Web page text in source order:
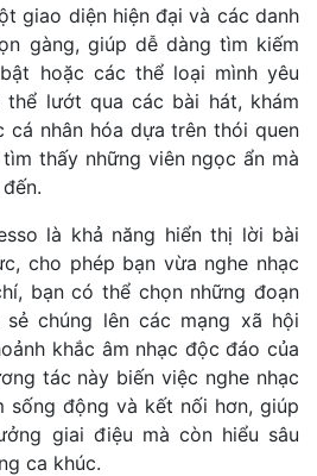
giao diện hiện đại và các danh
gàng, giúp dễ dàng tìm kiếm
hoặc các thể loại mình yêu
lướt qua các bài hát, khám
cá nhân hóa dựa trên thói quen
thấy những viên ngọc ẩn mà
là khả năng hiển thị lời bài
cho phép bạn vừa nghe nhạc
bạn có thể chọn những đoạn
chúng lên các mạng xã hội
khắc âm nhạc độc đáo của
tác này biến việc nghe nhạc
sống động và kết nối hơn, giúp
giai điệu mà còn hiểu sâu
ca khúc.